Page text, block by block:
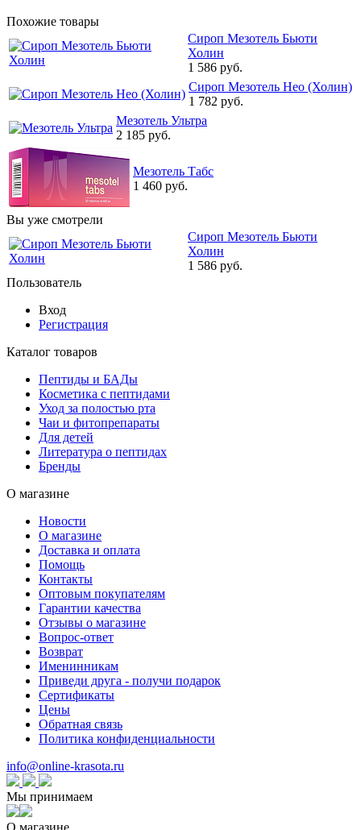
Похожие товары
Сироп Мезотель Бьюти
Холин
1 586 руб.
Сироп Мезотель Нео (Холин)
1 782 руб.
Мезотель Ультра
2 185 руб.
Мезотель Табс
1 460 руб.
Вы уже смотрели
Сироп Мезотель Бьюти
Холин
1 586 руб.
Пользователь
Вход
Регистрация
Каталог товаров
Пептиды и БАДы
Косметика с пептидами
Уход за полостью рта
Чаи и фитопрепараты
Для детей
Литература о пептидах
Бренды
О магазине
Новости
О магазине
Доставка и оплата
Помощь
Контакты
Оптовым покупателям
Гарантии качества
Отзывы о магазине
Вопрос-ответ
Возврат
Именинникам
Приведи друга - получи подарок
Сертификаты
Цены
Обратная связь
Политика конфиденциальности
info@online-krasota.ru
Мы принимаем
О магазине